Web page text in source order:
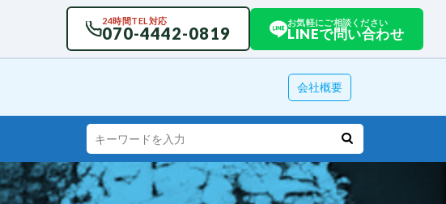
24時間TEL対応
070-4442-0819
お気軽にご相談ください
LINEで問い合わせ
会社概要